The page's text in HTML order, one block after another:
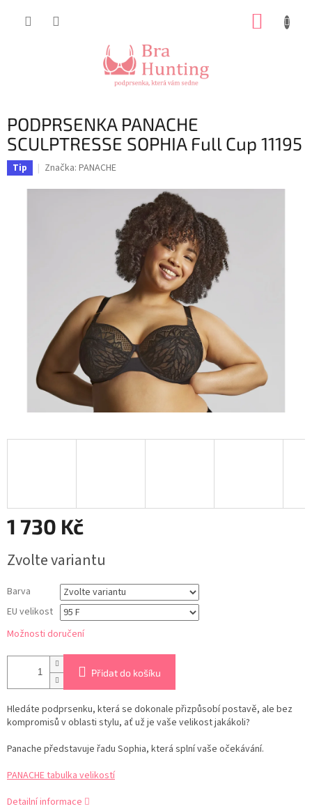
PODPRSENKA PANACHE
SCULPTRESSE SOPHIA Full Cup 11195
Tip Značka: PANACHE
1 730 Kč
cena:
Zvolte variantu
Barva
EU velikost
Možnosti doručení
Přidat do košíku
Hledáte podprsenku, která se dokonale přizpůsobí postavě, ale bez
kompromisů v oblasti stylu, ať už je vaše velikost jakákoli?
Panache představuje řadu Sophia, která splní vaše očekávání.
PANACHE tabulka velikostí
Detailní informace